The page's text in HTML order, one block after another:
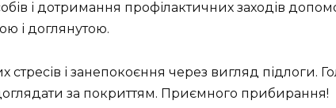
і дотримання профілактичних заходів
і доглянутою.
стресів і занепокоєння через вигляд підлоги.
за покриттям. Приємного прибирання!